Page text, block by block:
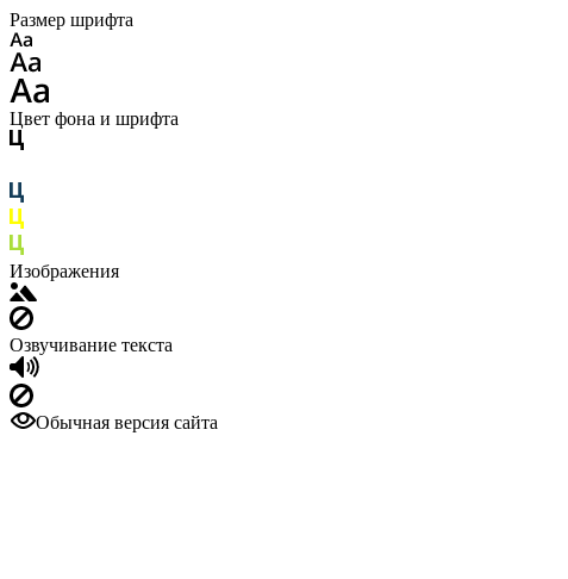
Размер шрифта
Цвет фона и шрифта
Изображения
Озвучивание текста
Обычная версия сайта